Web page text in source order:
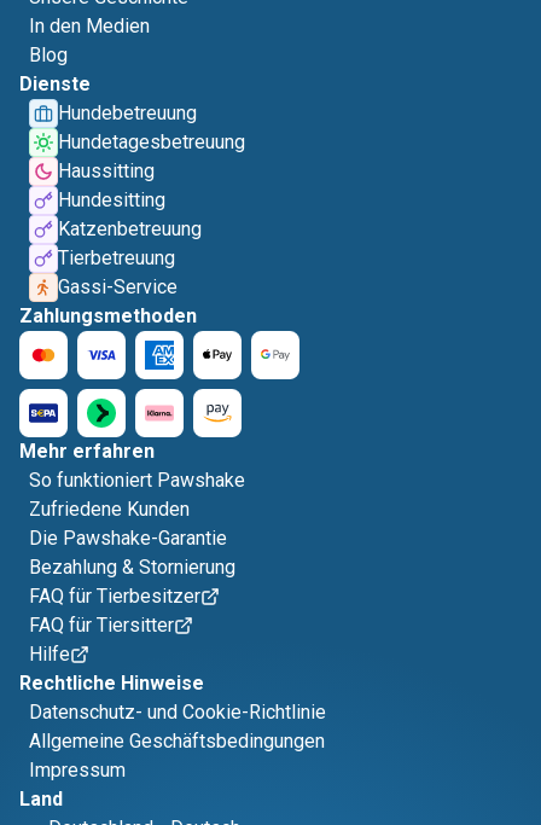
In den Medien
Blog
Dienste
Hundebetreuung
Hundetagesbetreuung
Haussitting
Hundesitting
Katzenbetreuung
Tierbetreuung
Gassi-Service
Zahlungsmethoden
Mehr erfahren
So funktioniert Pawshake
Zufriedene Kunden
Die Pawshake-Garantie
Bezahlung & Stornierung
FAQ für Tierbesitzer
FAQ für Tiersitter
Hilfe
Rechtliche Hinweise
Datenschutz- und Cookie-Richtlinie
Allgemeine Geschäftsbedingungen
Impressum
Land